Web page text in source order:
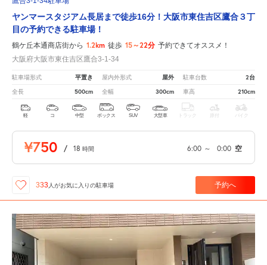
ヤンマースタジアム長居まで徒歩16分！大阪市東住吉区鷹合３丁
目の予約できる駐車場！
鶴ケ丘本通商店街から 1.2km 徒歩 15～22分 予約できてオススメ！
大阪府大阪市東住吉区鷹合3-1-34
駐車場形式 平置き 屋内外形式 屋外 駐車台数 2台
全長 500cm 全幅 300cm 車高 210cm
軽 コ 中型 ボックス SUV 大型車 トラック 原付 バイク
¥750 / 18 時間 6:00 ～ 0:00 空
333人がお気に入りの駐車場 予約へ